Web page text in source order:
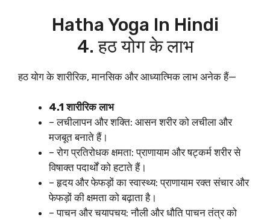
Hatha Yoga In Hindi
4. हठ योग के लाभ
हठ योग के शारीरिक, मानसिक और आध्यात्मिक लाभ अनेक हैं—
4.1 शारीरिक लाभ
– लचीलापन और शक्ति: आसन शरीर को लचीला और
मजबूत बनाते हैं।
– रोग प्रतिरोधक क्षमता: प्राणायाम और षट्कर्म शरीर से
विषाक्त पदार्थों को हटाते हैं।
– हृदय और फेफड़ों का स्वास्थ्य: प्राणायाम रक्त संचार और
फेफड़ों की क्षमता को बढ़ाता है।
– पाचन और चयापचय: नौली और धौति पाचन तंत्र को